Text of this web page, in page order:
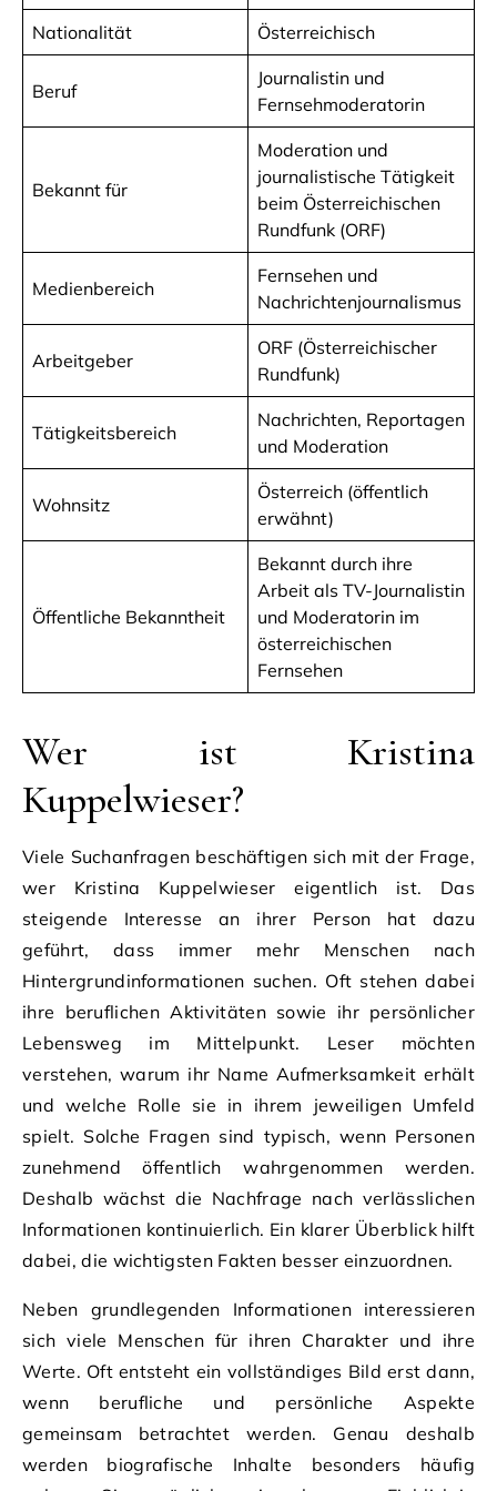
Nationalität Österreichisch
Beruf
Journalistin und
Fernsehmoderatorin
Bekannt für
Moderation und
journalistische Tätigkeit
beim Österreichischen
Rundfunk (ORF)
Medienbereich
Fernsehen und
Nachrichtenjournalismus
Arbeitgeber
ORF (Österreichischer
Rundfunk)
Tätigkeitsbereich
Nachrichten, Reportagen
und Moderation
Wohnsitz
Österreich (öffentlich
erwähnt)
Öffentliche Bekanntheit
Bekannt durch ihre
Arbeit als TV-Journalistin
und Moderatorin im
österreichischen
Fernsehen
Wer ist Kristina
Kuppelwieser?
Viele Suchanfragen beschäftigen sich mit der Frage,
wer Kristina Kuppelwieser eigentlich ist. Das
steigende Interesse an ihrer Person hat dazu
geführt, dass immer mehr Menschen nach
Hintergrundinformationen suchen. Oft stehen dabei
ihre beruflichen Aktivitäten sowie ihr persönlicher
Lebensweg im Mittelpunkt. Leser möchten
verstehen, warum ihr Name Aufmerksamkeit erhält
und welche Rolle sie in ihrem jeweiligen Umfeld
spielt. Solche Fragen sind typisch, wenn Personen
zunehmend öffentlich wahrgenommen werden.
Deshalb wächst die Nachfrage nach verlässlichen
Informationen kontinuierlich. Ein klarer Überblick hilft
dabei, die wichtigsten Fakten besser einzuordnen.
Neben grundlegenden Informationen interessieren
sich viele Menschen für ihren Charakter und ihre
Werte. Oft entsteht ein vollständiges Bild erst dann,
wenn berufliche und persönliche Aspekte
gemeinsam betrachtet werden. Genau deshalb
werden biografische Inhalte besonders häufig